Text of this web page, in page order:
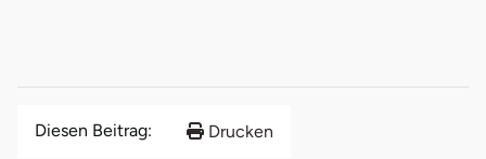
Diesen Beitrag: Drucken